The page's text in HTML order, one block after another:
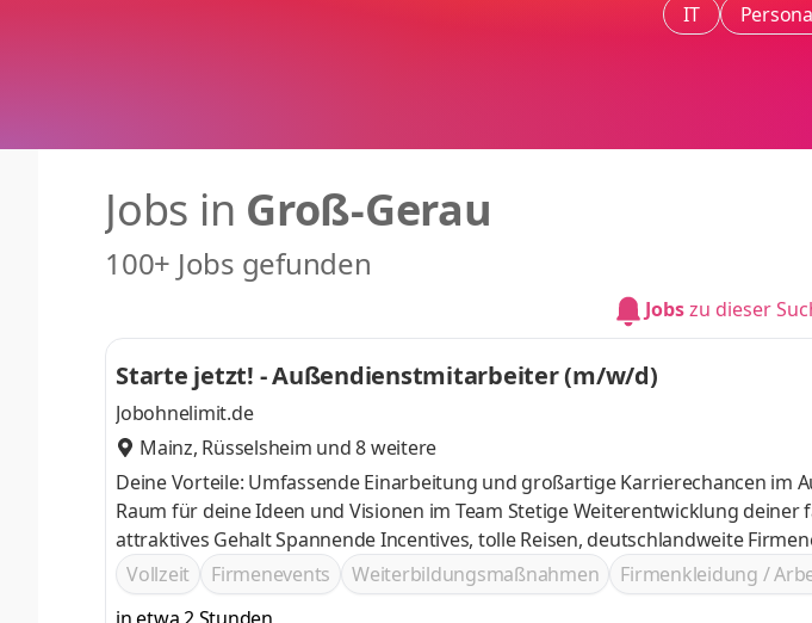
IT
Jobs in Groß-Gerau
100+ Jobs gefunden
Jobszu dieser
Starte jetzt! - Außendienstmitarbeiter (m/w/d)
Jobohnelimit.de
Mainz, Rüsselsheim und 8 weitere
Deine Vorteile: Umfassende Einarbeitung und großartige Karrierechancen im
Raum für deine Ideen und Visionen im Team Stetige Weiterentwicklung deiner fachlichen Kompetenz im Verkauf und
attraktives Gehalt Spannende Incentives, tolle Reisen, deutschlandweite
Vollzeit
Firmenevents Weiterbildungsmaßnahmen Firmenkleidung /